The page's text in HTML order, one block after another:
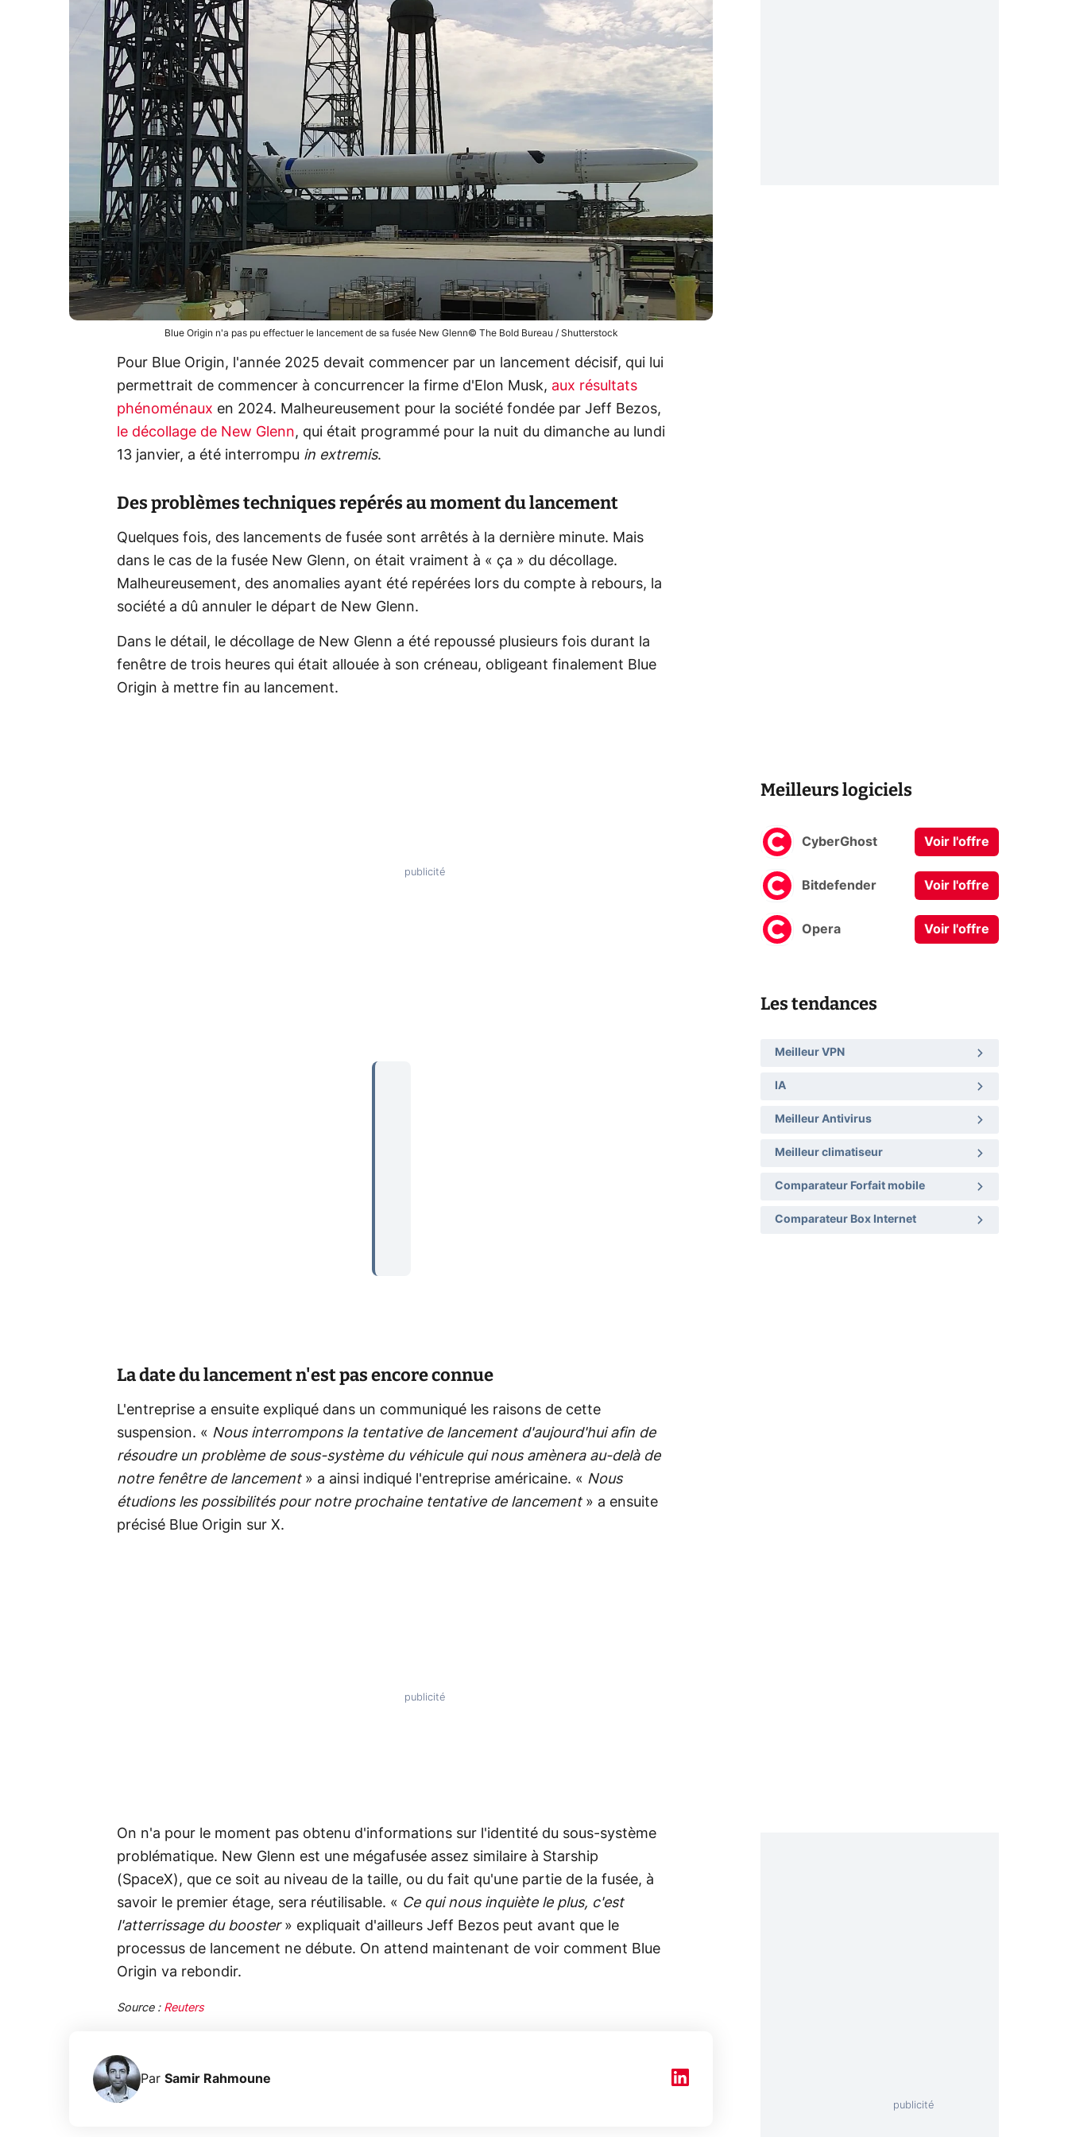
Blue Origin n'a pas pu effectuer le lancement de sa fusée New Glenn© The Bold Bureau / Shutterstock
Pour Blue Origin, l'année 2025 devait commencer par un lancement décisif, qui lui
permettrait de commencer à concurrencer la firme d'Elon Musk, aux résultats
phénoménaux en 2024. Malheureusement pour la société fondée par Jeff Bezos,
le décollage de New Glenn, qui était programmé pour la nuit du dimanche au lundi
13 janvier, a été interrompu in extremis.
Des problèmes techniques repérés au moment du lancement
Quelques fois, des lancements de fusée sont arrêtés à la dernière minute. Mais
dans le cas de la fusée New Glenn, on était vraiment à « ça » du décollage.
Malheureusement, des anomalies ayant été repérées lors du compte à rebours, la
société a dû annuler le départ de New Glenn.
Dans le détail, le décollage de New Glenn a été repoussé plusieurs fois durant la
fenêtre de trois heures qui était allouée à son créneau, obligeant finalement Blue
Origin à mettre fin au lancement.
La date du lancement n'est pas encore connue
L'entreprise a ensuite expliqué dans un communiqué les raisons de cette
suspension. « Nous interrompons la tentative de lancement d'aujourd'hui afin de
résoudre un problème de sous-système du véhicule qui nous amènera au-delà de
notre fenêtre de lancement» a ainsi indiqué l'entreprise américaine. « Nous
étudions les possibilités pour notre prochaine tentative de lancement» a ensuite
précisé Blue Origin sur X.
On n'a pour le moment pas obtenu d'informations sur l'identité du sous-système
problématique. New Glenn est une mégafusée assez similaire à Starship
(SpaceX), que ce soit au niveau de la taille, ou du fait qu'une partie de la fusée, à
savoir le premier étage, sera réutilisable. « Ce qui nous inquiète le plus, c'est
l'atterrissage du booster» expliquait d'ailleurs Jeff Bezos peut avant que le
processus de lancement ne débute. On attend maintenant de voir comment Blue
Origin va rebondir.
Source : Reuters
Par Samir Rahmoune
Meilleurs logiciels
CyberGhost Voir l'offre
Bitdefender Voir l'offre
Opera Voir l'offre
Les tendances
Meilleur VPN
IA
Meilleur Antivirus
Meilleur climatiseur
Comparateur Forfait mobile
Comparateur Box Internet